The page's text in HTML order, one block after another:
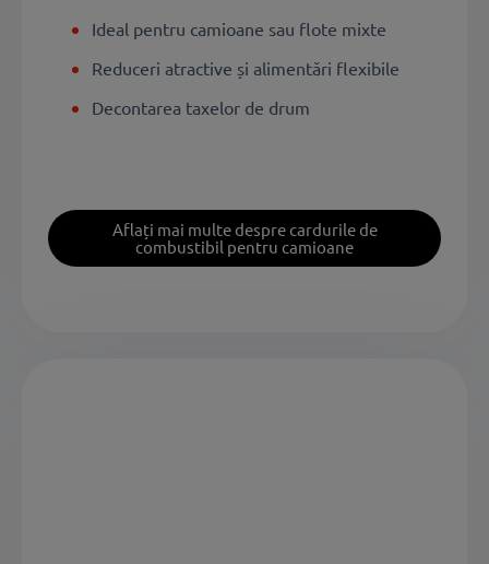
Ideal pentru camioane sau flote mixte
Reduceri atractive și alimentări flexibile
Decontarea taxelor de drum
Aflați mai multe despre cardurile de
combustibil pentru camioane